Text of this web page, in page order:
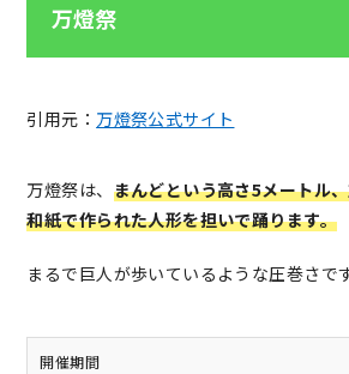
万燈祭
引用元： 万燈祭公式サイト
万燈祭は、 まんどという高さ5メートル
和紙で作られた人形を担いで踊ります。
まるで巨人が歩いているような圧巻さで
開催期間